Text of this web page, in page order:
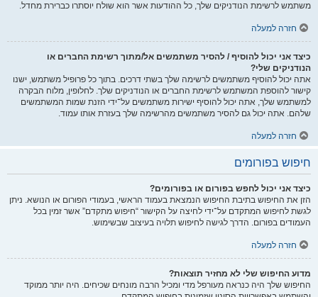
משתמש לרשימת הנודניקים שלך, כל ההודעות אשר הוא שולח יוסתרו כברירת מחדל.
חזרה למעלה
כיצד אני יכול להוסיף / להסיר משתמשים אל/מתוך רשימת החברים או
הנודניקים שלי?
אתה יכול להוסיף משתמשים לרשימה שלך בשתי דרכים. בתוך כל פרופיל משתמש, ישנו
קישור להוספת המשתמש לרשימת החברים או הנודניקים שלך. לחלופין, מלוח הבקרה
למשתמש שלך, אתה יכול להוסיף ישירות משתמשים על־ידי הזנת שמות המשתמשים
שלהם. אתה יכול גם להסיר משתמשים מהרשימה שלך בעזרת אותו עמוד.
חזרה למעלה
חיפוש בפורומים
כיצד אני יכול לחפש בפורום או בפורומים?
הזן את החיפוש בתיבת החיפוש הנמצאת בעמוד הראשי, בעמודי הפורום או הנושא. ניתן
לגשת לחיפוש המתקדם על־ידי לחיצה על הקישור “חיפוש מתקדם” אשר זמין בכל
העמודים בפורום. הדרך לגישה לחיפוש תלויה בעיצוב שבשימוש.
חזרה למעלה
מדוע החיפוש שלי לא מחזיר תוצאות?
החיפוש שלך היה כנראה מעורפל מדי ומכיל הרבה מונחים שכיחים. היה יותר ממוקד